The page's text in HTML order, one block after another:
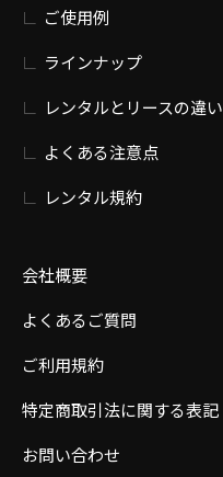
ご使用例
ラインナップ
レンタルとリースの違い
よくある注意点
レンタル規約
会社概要
よくあるご質問
ご利用規約
特定商取引法に関する表記
お問い合わせ